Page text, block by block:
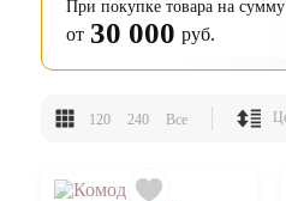
При покупке товара на сумму
от 30 000 руб.
120 240 Все